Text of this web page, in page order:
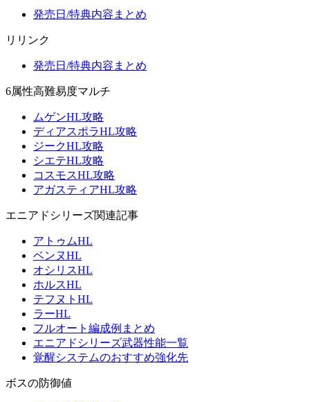
発売日/特典内容まとめ
リリンク
発売日/特典内容まとめ
6属性高難易度マルチ
ムゲンHL攻略
ディアスポラHL攻略
ジークHL攻略
シエテHL攻略
コスモスHL攻略
アガスティアHL攻略
エニアドシリーズ関連記事
アトゥムHL
ベンヌHL
オシリスHL
ホルスHL
テフヌトHL
ラーHL
フルオート編成例まとめ
エニアドシリーズ武器性能一覧
覚醒システムのおすすめ強化先
ボスの防御値